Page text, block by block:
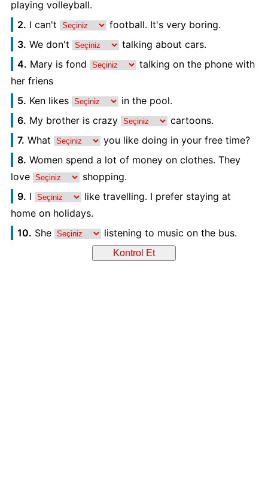
playing volleyball.
2. I can't
football. It's very boring.
3. We don't
talking about cars.
4. Mary is fond
talking on the phone with
her friens
5. Ken likes
in the pool.
6. My brother is crazy
cartoons.
7. What
you like doing in your free time?
8. Women spend a lot of money on clothes. They
love
shopping.
9. I
like travelling. I prefer staying at
home on holidays.
10. She listening to music on the bus.